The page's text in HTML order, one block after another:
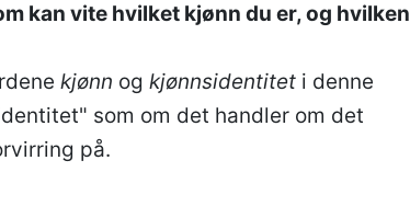
kan vite hvilket kjønn du er, og hvilken
kjønn og kjønnsidentitet i denne
som om det handler om det
på.